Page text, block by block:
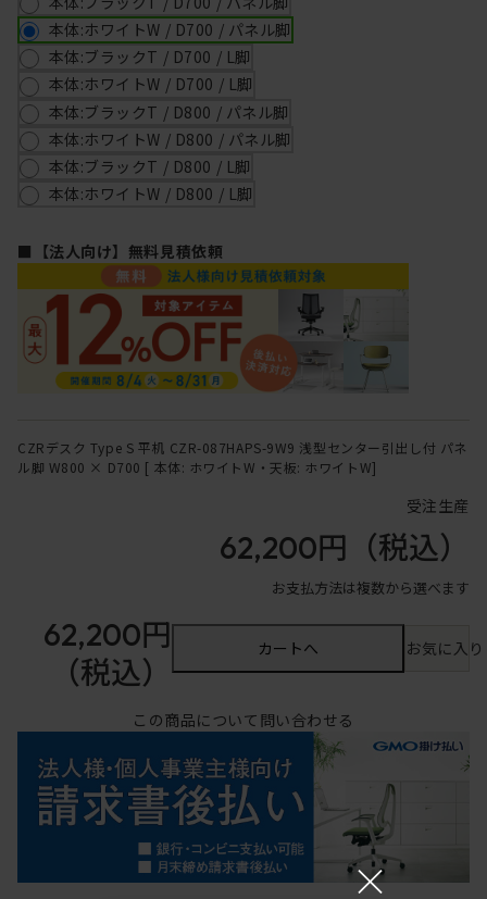
本体:ホワイトW / D700 / パネル脚
本体:ブラックT / D700 / L脚
本体:ホワイトW / D700 / L脚
本体:ブラックT / D800 / パネル脚
本体:ホワイトW / D800 / パネル脚
本体:ブラックT / D800 / L脚
本体:ホワイトW / D800 / L脚
■【法人向け】無料見積依頼
CZRデスク Type S 平机 CZR-087HAPS-9W9 浅型センター引出し付 パネ
ル脚 W800 × D700 [ 本体: ホワイトW・天板: ホワイトW]
受注生産
62,200円 （税込）
お支払方法は複数から選べます
62,200円
（税込）
カートへ お気に入
この商品について問い合わせる
×